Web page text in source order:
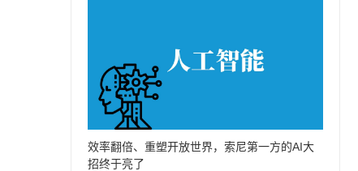
效率翻倍、重塑开放世界，索尼第一方的AI大
招终于亮了